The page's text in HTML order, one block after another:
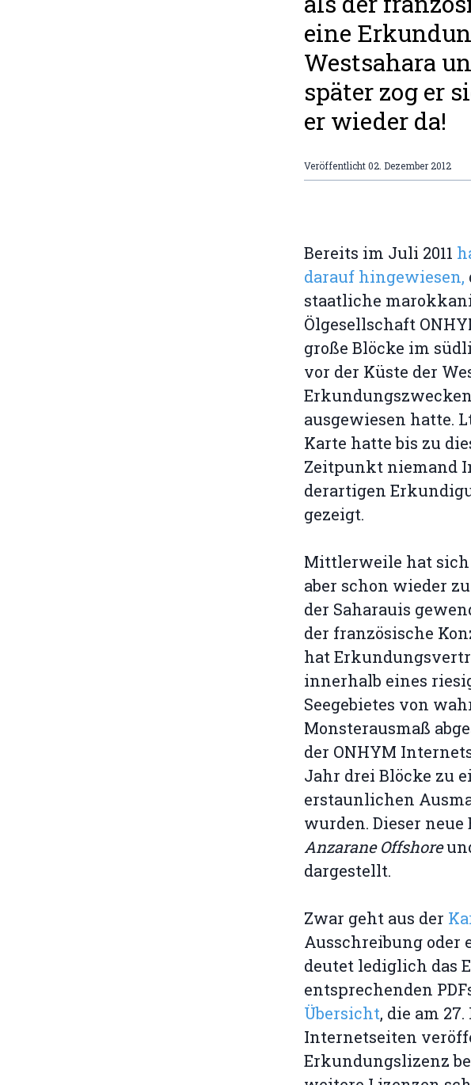
eine
Westsahara
später zog er
er wieder da!
Veröffentlicht02. Dezember 2012
Bereits im Juli 2011
darauf hingewiesen,
staatliche
Ölgesellschaft
große Blöcke im
vor der Küste der
Erkundungszwecken
ausgewiesen hatte.
Karte hatte bis zu
Zeitpunkt niemand
derartigen
gezeigt.
Mittlerweile hat sich
aber schon wieder
der Saharauis
der französische
hat
innerhalb eines
Seegebietes von
Monsterausmaß
der ONHYM
Jahr drei Blöcke zu
erstaunlichen
wurden. Dieser
Anzarane Offshore
dargestellt.
Zwar geht aus der
Ausschreibung oder
deutet lediglich das
entsprechenden
Übersicht, die am 27.
Internetseiten
Erkundungslizenz